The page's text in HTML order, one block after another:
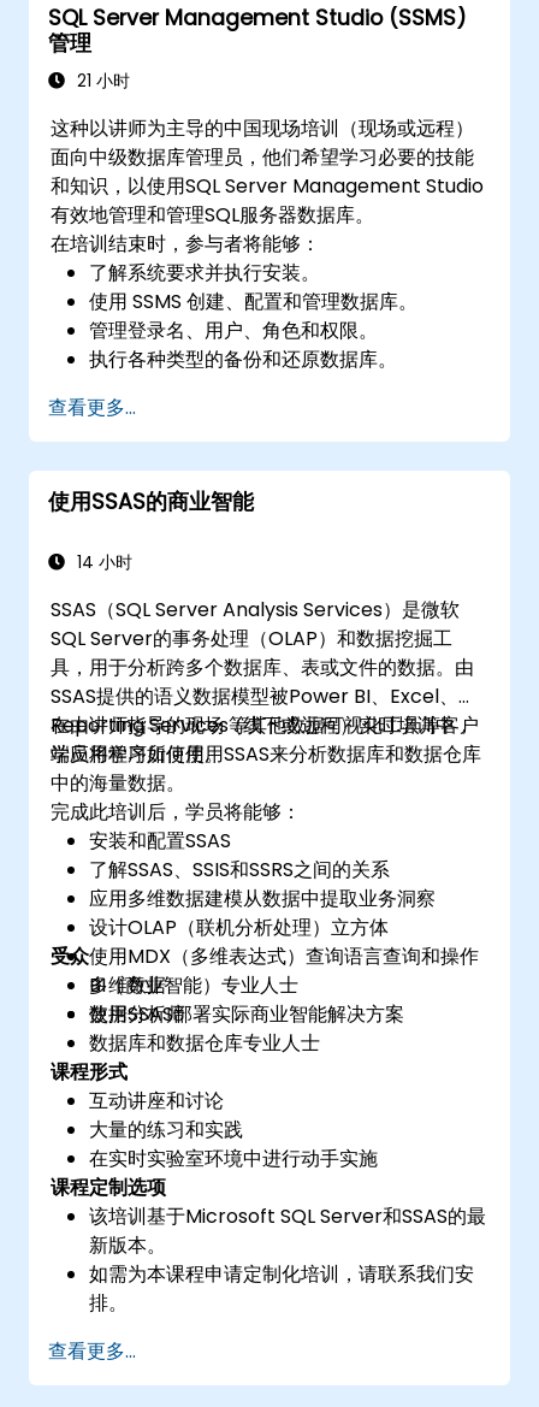
SQL Server Management Studio (SSMS)
管理
21 小时
这种以讲师为主导的中国现场培训（现场或远程）
面向中级数据库管理员，他们希望学习必要的技能
和知识，以使用SQL Server Management Studio
有效地管理和管理SQL服务器数据库。
在培训结束时，参与者将能够：
了解系统要求并执行安装。
使用 SSMS 创建、配置和管理数据库。
管理登录名、用户、角色和权限。
执行各种类型的备份和还原数据库。
业。
实施高效、安全的 SQL 服务器管理最佳实践。
查看更多...
使用SSAS的商业智能
14 小时
SSAS（SQL Server Analysis Services）是微软
SQL Server的事务处理（OLAP）和数据挖掘工
具，用于分析跨多个数据库、表或文件的数据。由
SSAS提供的语义数据模型被Power BI、Excel、
Reporting Services等其他数据可视化工具等客户
端应用程序所使用。
在由讲师指导的现场（线下或远程）实时培训中，
学员将学习如何使用SSAS来分析数据库和数据仓库
中的海量数据。
完成此培训后，学员将能够：
安装和配置SSAS
了解SSAS、SSIS和SSRS之间的关系
应用多维数据建模从数据中提取业务洞察
设计OLAP（联机分析处理）立方体
使用MDX（多维表达式）查询语言查询和操作
多维数据
使用SSAS部署实际商业智能解决方案
受众
BI（商业智能）专业人士
数据分析师
数据库和数据仓库专业人士
课程形式
互动讲座和讨论
大量的练习和实践
在实时实验室环境中进行动手实施
课程定制选项
该培训基于Microsoft SQL Server和SSAS的最
新版本。
如需为本课程申请定制化培训，请联系我们安
排。
查看更多...